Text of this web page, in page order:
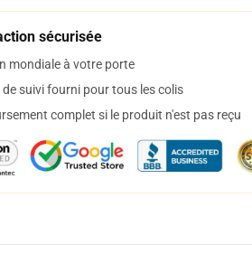
sécurisée
mondiale à votre porte
de suivi fourni pour tous les colis
complet si le produit n'est pas reçu